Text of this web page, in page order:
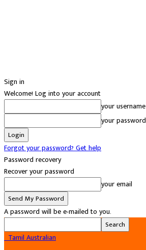
Sign in
Welcome! Log into your account
your username
your password
Forgot your password? Get help
Password recovery
Recover your password
your email
A password will be e-mailed to you.
Tamil Australian